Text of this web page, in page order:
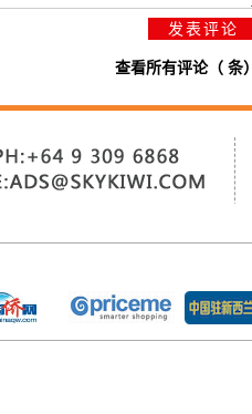
查看所有评论（ 条）